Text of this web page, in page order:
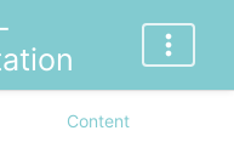
Content